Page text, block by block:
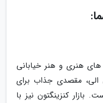
هنری و هنر خیابانی
الی، مقصدی جذاب برای
بازار کنزینگتون نیز با